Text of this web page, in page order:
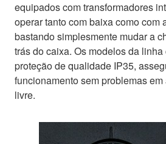
equipados com transformadores
operar tanto com baixa como com
bastando simplesmente mudar a
trás do caixa. Os modelos da
proteção de qualidade IP35,
funcionamento sem problemas
livre.